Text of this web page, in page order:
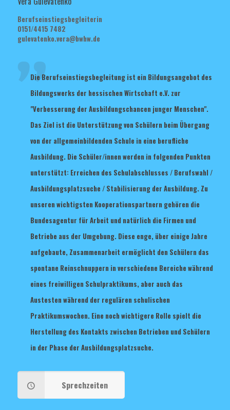
Berufseinstiegsbegleiterin
0151/4415 7482
gulevatenko.vera@bwhw.de
Die Berufseinstiegsbegleitung ist ein Bildungsangebot des
Bildungswerks der hessischen Wirtschaft e.V. zur
"Verbesserung der Ausbildungschancen junger Menschen".
Das Ziel ist die Unterstützung von Schülern beim Übergang
von der allgemeinbildenden Schule in eine berufliche
Ausbildung. Die Schüler/innen werden in folgenden Punkten
unterstützt: Erreichen des Schulabschlusses / Berufswahl /
Ausbildungsplatzsuche / Stabilisierung der Ausbildung. Zu
unseren wichtigsten Kooperationspartnern gehören die
Bundesagentur für Arbeit und natürlich die Firmen und
Betriebe aus der Umgebung. Diese enge, über einige Jahre
aufgebaute, Zusammenarbeit ermöglicht den Schülern das
spontane Reinschnuppern in verschiedene Bereiche während
eines freiwilligen Schulpraktikums, aber auch das
Austesten während der regulären schulischen
Praktikumswochen. Eine noch wichtigere Rolle spielt die
Herstellung des Kontakts zwischen Betrieben und Schülern
in der Phase der Ausbildungsplatzsuche.
Sprechzeiten